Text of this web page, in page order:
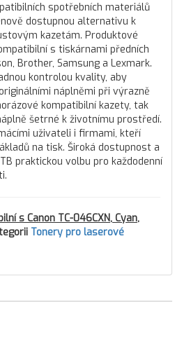
spotřebních materiálů
dostupnou alternativu k
kazetám. Produktové
s tiskárnami předních
Brother, Samsung a Lexmark.
kontrolou kvality, aby
náplněmi při výrazně
kompatibilní kazety, tak
šetrné k životnímu prostředí.
uživateli i firmami, kteří
na tisk. Široká dostupnost a
praktickou volbu pro každodenní
s Canon TC-046CXN, Cyan,
Tonery pro laserové